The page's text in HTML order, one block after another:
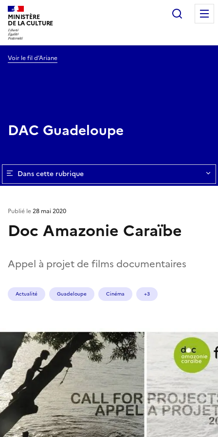
MINISTÈRE
DE LA CULTURE
Voir le fil d’Ariane
DAC Guadeloupe
Dans cette rubrique
Doc Amazonie Caraïbe
Appel à projet de films documentaires
Publié le28 mai 2020
Actualité Guadeloupe Cinéma +3